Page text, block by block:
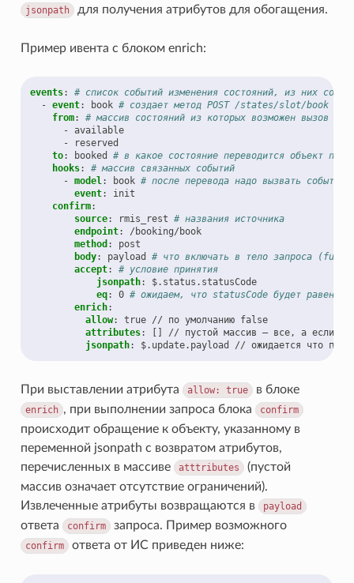
jsonpath для получения атрибутов для обогащения.
Пример ивента с блоком enrich:
events:
# список событий изменения состояний, из них
- event: book # создает метод POST /states/slot/book
from:
# массив состояний из которых возможен вызов
- available
-
reserved
to: booked
# в какое состояние переводится объект
hooks:
# массив связанных событий
- model: book # после перевода надо вызвать
event:
init
confirm:
source: rmis_rest # названия источника
endpoint:
/booking/book
method :
post
body: payload
# что включать в тело запроса
accept:
# условие принятия
jsonpath:
$.status.statusCode
eq: 0 # ожидаем, что statusCode будет равен 0
enrich:
allow:
true // по умолчанию false
attributes: []
// пустой массив — все, а если
jsonpath: $.update.payload // ожидается что по
При выставлении атрибута allow: true в блоке
enrich , при выполнении запроса блока confirm
происходит обращение к объекту, указанному в
переменной jsonpath с возвратом атрибутов,
перечисленных в массиве
atttributes (пустой
массив означает отсутствие ограничений).
Извлеченные атрибуты возвращаются в
payload
ответа confirm запроса. Пример возможного
confirm ответа от ИС приведен ниже: